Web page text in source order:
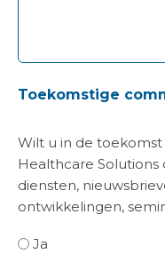
Toekomstige
Wilt u in de
Healthcare
diensten,
ontwikkelingen,
Ja